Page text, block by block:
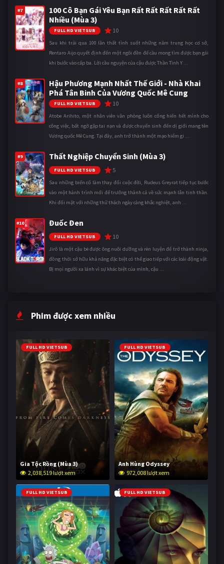
#7
100 Cô Bạn Gái Yêu Bạn Rất Rất Rất Rất Rất
Nhiều (Mùa 3)
FULL HD VIETSUB 10
Sau khi trải qua 100 lần thất tình suốt những năm trung học cơ sở,
Rentaro Aijo quyết định đến một ngôi đền để cầu mong tìm được bạn gái
khi bước vào cấp ba. Lời cầu nguyện của cậu được Thần Tình Y ...
#8
Hậu Phương Mạnh Nhất Thế Giới - Nhà Khai
Phá Tân Binh Của Vương Quốc Mê Cung
FULL HD VIETSUB 10
Atobe Arihito, một nhân viên văn phòng luôn cống hiến hết mình cho
công việc, bất ngờ gặp tai nạn và được chuyển sinh đến dị giới mang tên
Vương quốc Mê Cung. Tại đây, anh trở thành một mạo hiểm gi ...
#9 Thất Nghiệp Chuyển Sinh (Mùa 3)
FULL HD VIETSUB 5
Sau những biến cố làm thay đổi cuộc đời, Rudeus Greyrat tiếp tục bước
vào một hành trình mới để trưởng thành cả về sức mạnh lẫn tinh thần.
Khi đối mặt với những thử thách ngày càng khắc nghiệt, anh ...
#10 Đuốc Đen
FULL HD VIETSUB 10
Jirô là một cậu bé được ông nuôi dưỡng và rèn luyện để trở thành ninja,
đồng thời sở hữu khả năng đặc biệt có thể giao tiếp với các loài động vật.
Bị mọi người xa lánh vì sự khác biệt của mình, cậu ...
Phim được xem nhiều
FULL HD VIETSUB
Gia Tộc Rồng (Mùa 3)
2,038,519 lượt xem
FULL HD VIETSUB
Anh Hùng Odyssey
972,008 lượt xem
FULL HD VIETSUB FULL HD VIETSUB